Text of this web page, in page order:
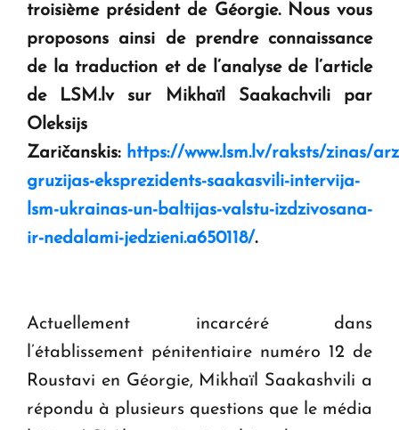
troisième président de Géorgie. Nous vous
proposons ainsi de prendre connaissance
de la traduction et de l’analyse de l’article
de LSM.lv sur Mikhaïl Saakachvili par
Oleksijs
Zaričanskis: https://www.lsm.lv/raksts/zinas/
gruzijas-eksprezidents-saakasvili-intervija-
lsm-ukrainas-un-baltijas-valstu-izdzivosana-
ir-nedalami-jedzieni.a650118/.
Actuellement incarcéré dans
l’établissement pénitentiaire numéro 12 de
Roustavi en Géorgie, Mikhaïl Saakashvili a
répondu à plusieurs questions que le média